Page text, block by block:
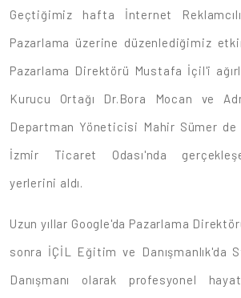
Geçtiğimiz hafta İnternet
Pazarlama üzerine düzenlediğimiz
Pazarlama Direktörü Mustafa İçil'i
Kurucu Ortağı Dr.Bora Mocan ve
Departman Yöneticisi Mahir Sümer de
İzmir Ticaret Odası'nda
yerlerini aldı.
Uzun yıllar Google'da Pazarlama
sonra İÇİL Eğitim ve Danışmanlık'da
Danışmanı olarak profesyonel